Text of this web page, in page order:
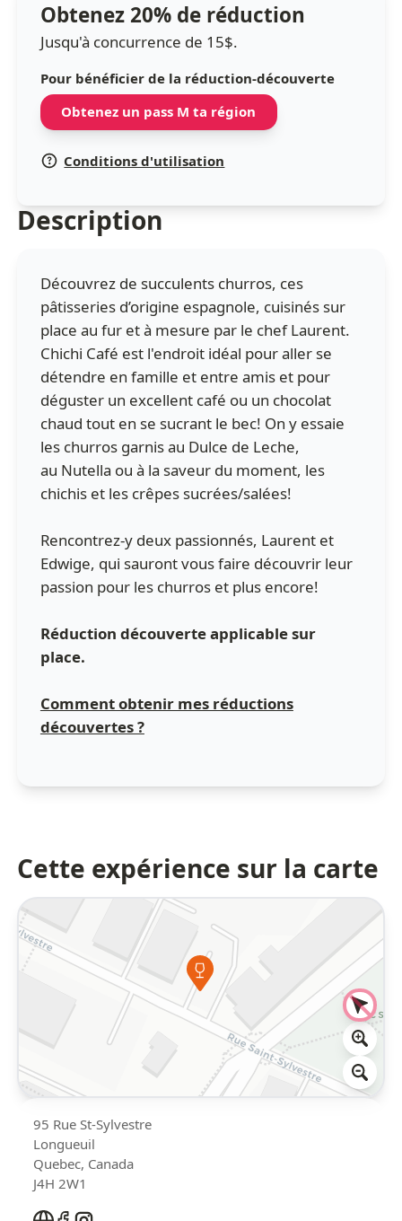
Obtenez 20% de réduction
Jusqu'à concurrence de 15$.
Pour bénéficier de la réduction-découverte
Obtenez un pass M ta région
Conditions d'utilisation
Description
Découvrez de succulents churros, ces
pâtisseries d’origine espagnole, cuisinés sur
place au fur et à mesure par le chef Laurent.
Chichi Café est l'endroit idéal pour aller se
détendre en famille et entre amis et pour
déguster un excellent café ou un chocolat
chaud tout en se sucrant le bec! On y essaie
les churros garnis au Dulce de Leche,
au Nutella ou à la saveur du moment, les
chichis et les crêpes sucrées/salées!
Rencontrez-y deux passionnés, Laurent et
Edwige, qui sauront vous faire découvrir leur
passion pour les churros et plus encore!
Réduction découverte applicable sur
place.
Comment obtenir mes réductions
découvertes ?
Cette expérience sur la carte
95 Rue St-Sylvestre
Longueuil
Quebec, Canada
J4H 2W1